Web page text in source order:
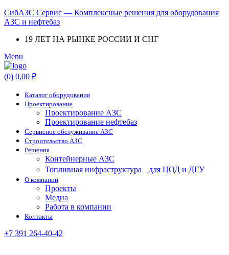
СибАЗС Сервис — Комплексные решения для оборудования
АЗС и нефтебаз
19 ЛЕТ НА РЫНКЕ РОССИИ И СНГ
Menu
(0) 0,00 ₽
Каталог оборудования
Проектирование
Проектирование АЗС
Проектирование нефтебаз
Cервисное обслуживание АЗС
Строительство АЗС
Решения
Контейнерные АЗС
Топливная инфраструктура для ЦОД и ДГУ
О компании
Проекты
Медиа
Работа в компании
Контакты
+7 391 264-40-42